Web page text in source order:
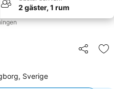
2 gäster, 1 rum
Dela
Sverige